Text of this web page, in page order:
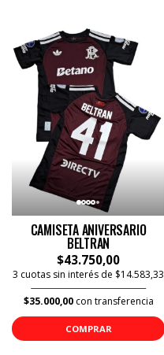
CAMISETA ANIVERSARIO
BELTRAN
$43.750,00
3 cuotas sin interés de $14.583,33
$35.000,00con transferencia
COMPRAR